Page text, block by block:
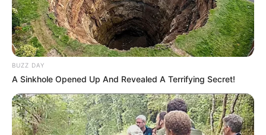
14:58 / 06 Avqust 2026 CƏMİYYƏT
Məleykə Abbaszadə ixtisas seçən
abituriyentlərəmüraciət etdi
79 0
BUZZ DAY
A Sinkhole Opened Up And Revealed A Terrifying Secret!